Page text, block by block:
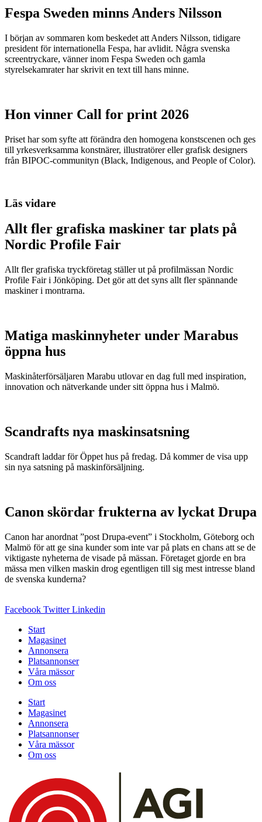
Fespa Sweden minns Anders Nilsson
I början av sommaren kom beskedet att Anders Nilsson, tidigare
president för internationella Fespa, har avlidit. Några svenska
screentryckare, vänner inom Fespa Sweden och gamla
styrelsekamrater har skrivit en text till hans minne.
Hon vinner Call for print 2026
Priset har som syfte att förändra den homogena konstscenen och ges
till yrkesverksamma konstnärer, illustratörer eller grafisk designers
från BIPOC-communityn (Black, Indigenous, and People of Color).
Läs vidare
Allt fler grafiska maskiner tar plats på
Nordic Profile Fair
Allt fler grafiska tryckföretag ställer ut på profilmässan Nordic
Profile Fair i Jönköping. Det gör att det syns allt fler spännande
maskiner i montrarna.
Matiga maskinnyheter under Marabus
öppna hus
Maskinåterförsäljaren Marabu utlovar en dag full med inspiration,
innovation och nätverkande under sitt öppna hus i Malmö.
Scandrafts nya maskinsatsning
Scandraft laddar för Öppet hus på fredag. Då kommer de visa upp
sin nya satsning på maskinförsäljning.
Canon skördar frukterna av lyckat Drupa
Canon har anordnat ”post Drupa-event” i Stockholm, Göteborg och
Malmö för att ge sina kunder som inte var på plats en chans att se de
viktigaste nyheterna de visade på mässan. Företaget gjorde en bra
mässa men vilken maskin drog egentligen till sig mest intresse bland
de svenska kunderna?
Facebook Twitter Linkedin
Start
Magasinet
Annonsera
Platsannonser
Våra mässor
Om oss
Start
Magasinet
Annonsera
Platsannonser
Våra mässor
Om oss